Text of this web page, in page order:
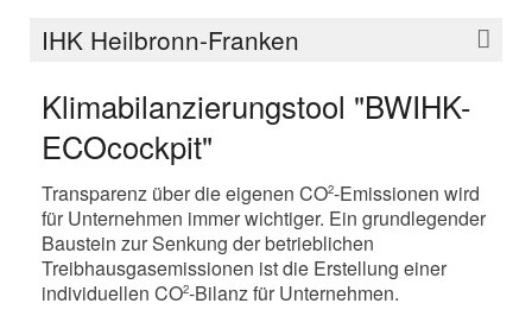
IHK Heilbronn-Franken
Klimabilanzierungstool "BWIHK-
ECOcockpit"
Transparenz über die eigenen CO2-Emissionen wird
für Unternehmen immer wichtiger. Ein grundlegender
Baustein zur Senkung der betrieblichen
Treibhausgasemissionen ist die Erstellung einer
individuellen CO2-Bilanz für Unternehmen.